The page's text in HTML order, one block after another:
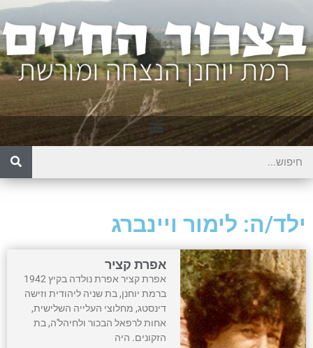
ילד/ה: לימור ויינברג
אפרת קציר
אפרת קציר אפרת נולדה בקיץ 1942
ברמת יוחנן, בת שניה ליהודית וזישה
דינסטג, מחלוצי העלייה השלישית,
אחות לרפאל הבכור ולחיהל'ה, בת
הזקונים. היה